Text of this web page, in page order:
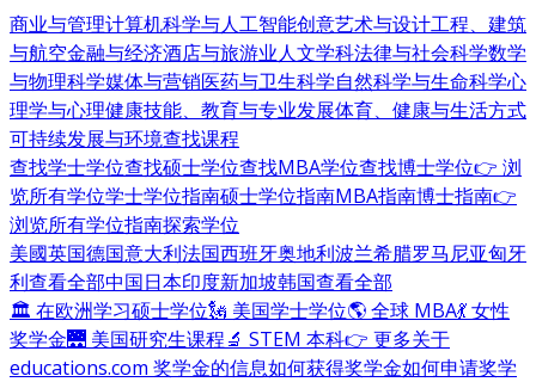
商业与管理计算机科学与人工智能创意艺术与设计工程、建筑
与航空金融与经济酒店与旅游业人文学科法律与社会科学数学
与物理科学媒体与营销医药与卫生科学自然科学与生命科学心
理学与心理健康技能、教育与专业发展体育、健康与生活方式
可持续发展与环境查找课程
查找学士学位查找硕士学位查找MBA学位查找博士学位👉 浏
览所有学位学士学位指南硕士学位指南MBA指南博士指南👉
浏览所有学位指南探索学位
美國英国德国意大利法国西班牙奥地利波兰希腊罗马尼亚匈牙
利查看全部中国日本印度新加坡韩国查看全部
🏛 在欧洲学习硕士学位🗽 美国学士学位🌎 全球 MBA💃 女性
奖学金🌉 美国研究生课程🔬 STEM 本科👉 更多关于
educations.com 奖学金的信息如何获得奖学金如何申请奖学